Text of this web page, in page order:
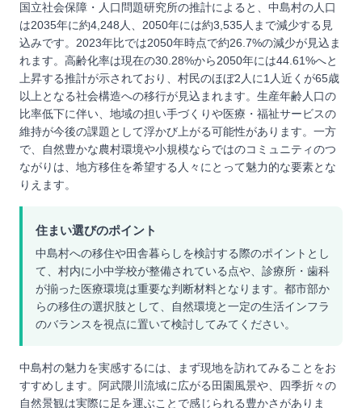
国立社会保障・人口問題研究所の推計によると、中島村の人口
は2035年に約4,248人、2050年には約3,535人まで減少する見
込みです。2023年比では2050年時点で約26.7%の減少が見込ま
れます。高齢化率は現在の30.28%から2050年には44.61%へと
上昇する推計が示されており、村民のほぼ2人に1人近くが65歳
以上となる社会構造への移行が見込まれます。生産年齢人口の
比率低下に伴い、地域の担い手づくりや医療・福祉サービスの
維持が今後の課題として浮かび上がる可能性があります。一方
で、自然豊かな農村環境や小規模ならではのコミュニティのつ
ながりは、地方移住を希望する人々にとって魅力的な要素とな
りえます。
住まい選びのポイント
中島村への移住や田舎暮らしを検討する際のポイントとし
て、村内に小中学校が整備されている点や、診療所・歯科
が揃った医療環境は重要な判断材料となります。都市部か
らの移住の選択肢として、自然環境と一定の生活インフラ
のバランスを視点に置いて検討してみてください。
中島村の魅力を実感するには、まず現地を訪れてみることをお
すすめします。阿武隈川流域に広がる田園風景や、四季折々の
自然景観は実際に足を運ぶことで感じられる豊かさがありま